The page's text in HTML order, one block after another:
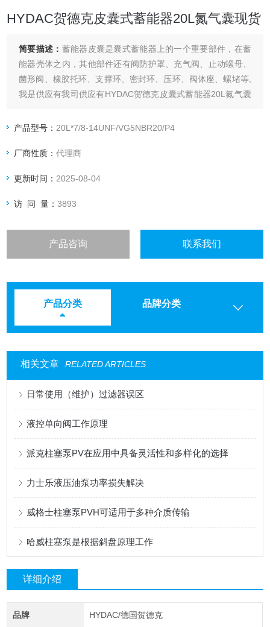
HYDAC贺德克皮囊式蓄能器20L氮气囊现货
简要描述： 蓄能器皮囊是囊式蓄能器上的一个重要部件，在蓄
能器壳体之内，其他部件还有阀防护罩、充气阀、止动螺母、
菌形阀、橡胶托环、支撑环、密封环、压环、阀体座、螺堵等,
我是供应有我司供应有HYDAC贺德克皮囊式蓄能器20L氮气囊
产品型号： 20L*7/8-14UNF/VG5NBR20/P4
厂商性质：代理商
更新时间： 2025-08-04
访 问 量：3893
产品咨询 联系我们
产品分类 品牌分类
相关文章 RELATED ARTICLES
日常使用（维护）过滤器误区
液控单向阀工作原理
派克柱塞泵PV在应用中具备灵活性和多样化的选择
力士乐液压油泵功率损失解决
威格士柱塞泵PVH可适用于多种介质传输
哈威柱塞泵是根据斜盘原理工作
详细介绍
品牌 HYDAC/德国贺德克